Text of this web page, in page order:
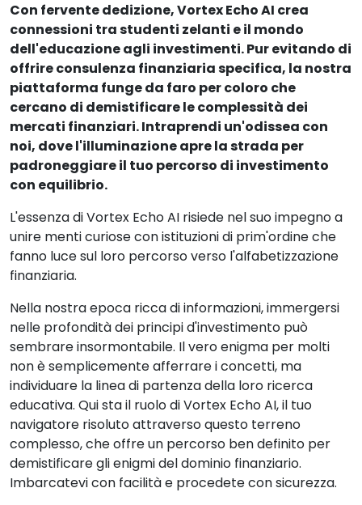
Con fervente dedizione, Vortex Echo AI crea
connessioni tra studenti zelanti e il mondo
dell'educazione agli investimenti. Pur evitando di
offrire consulenza finanziaria specifica, la nostra
piattaforma funge da faro per coloro che
cercano di demistificare le complessità dei
mercati finanziari. Intraprendi un'odissea con
noi, dove l'illuminazione apre la strada per
padroneggiare il tuo percorso di investimento
con equilibrio.
L'essenza di Vortex Echo AI risiede nel suo impegno a
unire menti curiose con istituzioni di prim'ordine che
fanno luce sul loro percorso verso l'alfabetizzazione
finanziaria.
Nella nostra epoca ricca di informazioni, immergersi
nelle profondità dei principi d'investimento può
sembrare insormontabile. Il vero enigma per molti
non è semplicemente afferrare i concetti, ma
individuare la linea di partenza della loro ricerca
educativa. Qui sta il ruolo di Vortex Echo AI, il tuo
navigatore risoluto attraverso questo terreno
complesso, che offre un percorso ben definito per
demistificare gli enigmi del dominio finanziario.
Imbarcatevi con facilità e procedete con sicurezza.